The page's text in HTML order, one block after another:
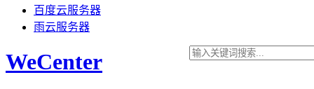
百度云服务器
雨云服务器
WeCenter